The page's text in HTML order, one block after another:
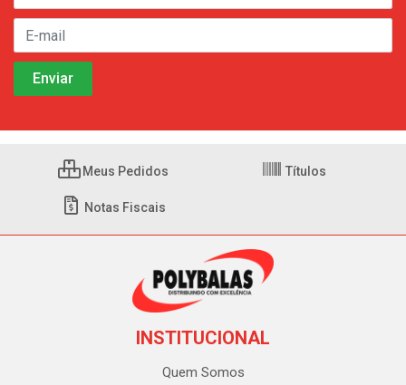
Meus Pedidos Títulos
Notas Fiscais
INSTITUCIONAL
Quem Somos